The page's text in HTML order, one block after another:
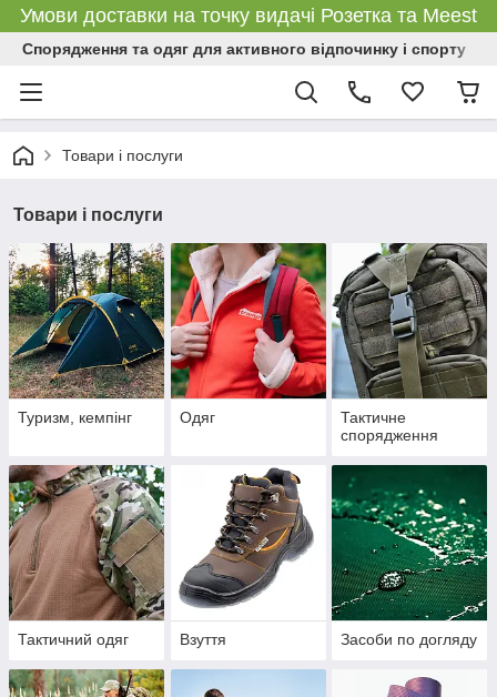
Умови доставки на точку видачі Розетка та Meest
Спорядження та одяг для активного відпочинку і спорту
Товари і послуги
Товари і послуги
Туризм, кемпінг Одяг
Тактичне
спорядження
Тактичний одяг Взуття Засоби по догляду